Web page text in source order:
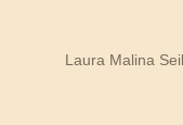
Laura Malina